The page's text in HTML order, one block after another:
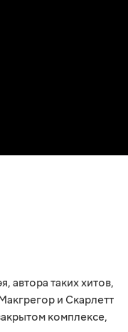
автора таких хитов,
и Скарлетт
комплексе,